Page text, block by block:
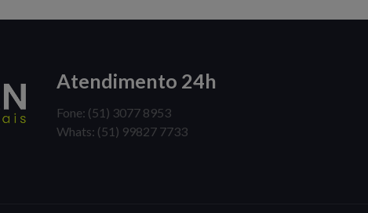
Atendimento 24h
Fone: (51) 3077 8953
Whats: (51) 99827 7733